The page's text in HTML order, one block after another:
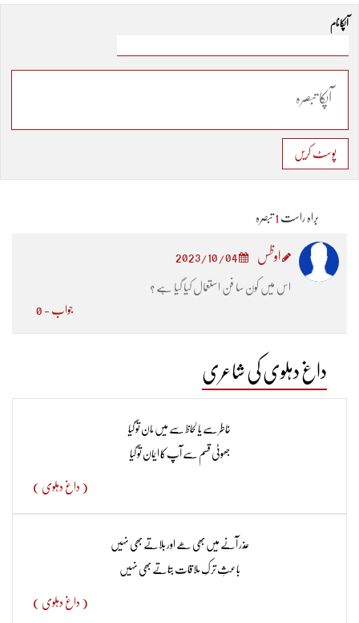
آپکا نام
پوسٹ کریں
براہ راست 1 تبصرہ
اوظس 2023/10/04
اس میں کون سا فن استعمال کیا گیا ہے ؟
جواب - 0
داغ دہلوی کی شاعری
خاطر سے یا لحاظ سے میں مان تو گیا
جھوٹی قسم سے آپ کا ایمان تو گیا
( داغ دہلوی )
عُذر آنے میں بھی ھے اور بلاتے بھی نہیں
باعثِ ترکِ ملاقات بتاتے بھی نہیں
( داغ دہلوی )